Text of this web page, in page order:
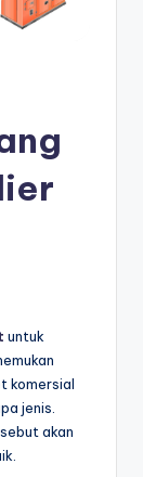
untuk
komersial
jenis.
akan